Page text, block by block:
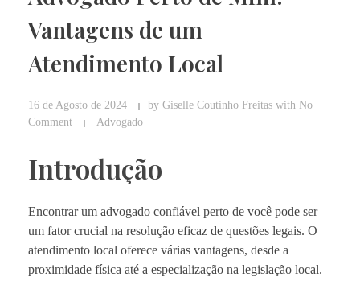
Vantagens de um
Atendimento Local
16 de Agosto de 2024 by Giselle Coutinho Freitas with No
Comment
Advogado
Introdução
Encontrar um advogado confiável perto de você pode ser
um fator crucial na resolução eficaz de questões legais. O
atendimento local oferece várias vantagens, desde a
proximidade física até a especialização na legislação local.